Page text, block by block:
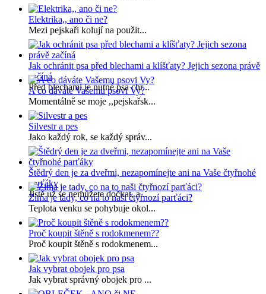
Elektrika,, ano či ne?
Mezi pejskaři kolují na použit...
Jak ochránit psa před blechami a klíšťaty? Jejich sezona právě
začíná
Před blechami je nutné psa chr...
A co dáváte Vašemu psovi Vy?
Momentálně se moje ,,pejskařsk...
Silvestr a pes
Jako každý rok, se každý správ...
Štědrý den je za dveřmi, nezapomínejte ani na Vaše čtyřnohé
parťáky
Jistě už se nemůžete dočkat, a...
Zima je tady, co na to naši čtyřnozí parťáci?
Teplota venku se pohybuje okol...
Proč koupit štěně s rodokmenem??
Proč koupit štěně s rodokmenem...
Jak vybrat obojek pro psa
Jak vybrat správný obojek pro ...